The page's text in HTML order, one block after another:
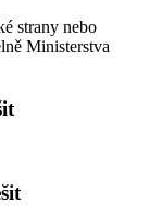
strany nebo
Ministerstva